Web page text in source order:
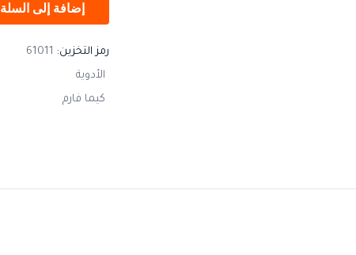
إضافة إلى السلة
رمز التخزين: 61011
الأدوية
كيما فارم